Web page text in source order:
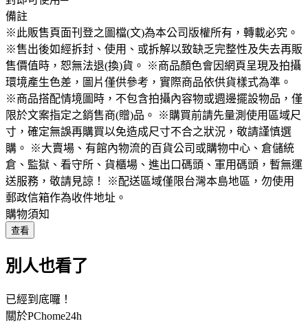
備註
※此販售頁面刊登之圖檔(文)為本公司版權所有，轉載必究。
※售出後如經拆封、使用、或拆解以致缺乏完整性及失去再販
售價值時，恕無法退(換)貨。 ※商品顏色會因網頁呈現及拍攝
環境產生色差，圖片僅供參考，實際商品依供貨樣式為準。
※商品搭配情境圖時，不包含拍攝內容物或週邊擺設物品，僅
限於文案指定之銷售商(贈)品。 ※購買前請先量測使用區域尺
寸，確定無誤再購買以免造成尺寸不合之狀況，敬請謹慎選
購。 ※大賣場、有館內物流的百貨公司或購物中心、倉儲統
倉、監獄、看守所、貨櫃場、進出口碼頭、軍用碼頭，暫無運
送服務，敬請見諒！ ※配送區域僅限台灣本島地區，勿使用
郵政信箱作為收件地址。
購物須知
查看
別人也看了
已經到底囉！
關於PChome24h